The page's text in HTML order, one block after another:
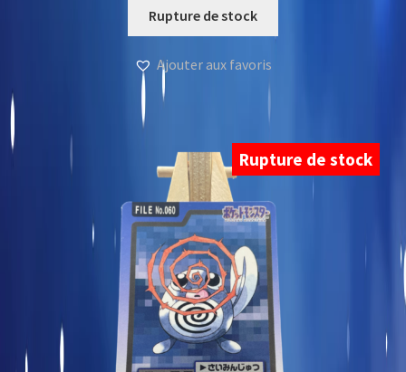
Rupture de stock
Ajouter aux favoris
Rupture de stock